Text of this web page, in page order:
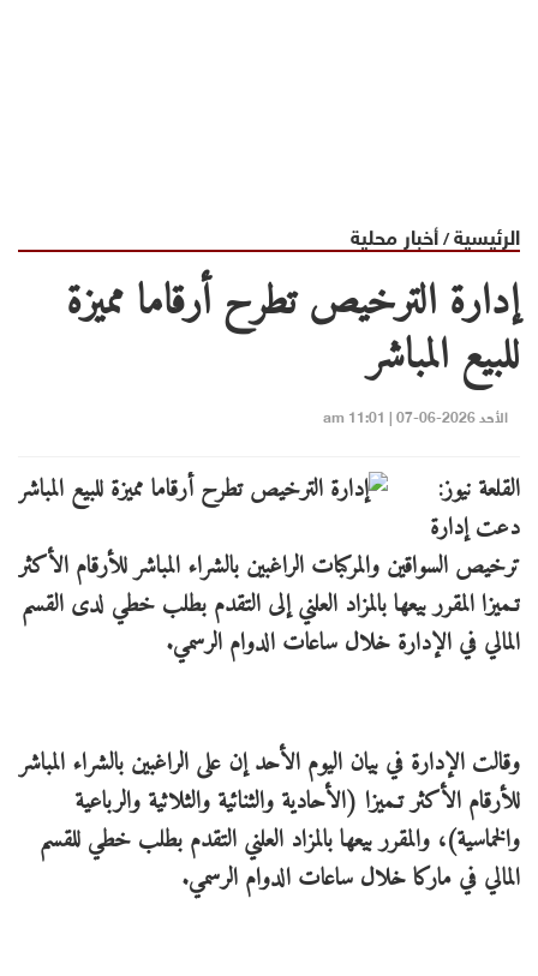
الرئيسية/أخبار محلية
إدارة الترخيص تطرح أرقاما مميزة
للبيع المباشر
الأحد 2026-06-07 | 11:01 am
القلعة نيوز:
دعت إدارة
ترخيص السواقين والمركبات الراغبين بالشراء المباشر للأرقام الأكثر
تـميزا المقرر بيعها بالمزاد العلني إلى التقدم بطلب خطي لدى القسم
المالي في الإدارة خلال ساعات الدوام الرسمي.
وقالت الإدارة في بيان اليوم الأحد إن على الراغبين بالشراء المباشر
للأرقام الأكثر تـميزا (الأحادية والثنائية والثلاثية والرباعية
والخماسية)، والمقرر بيعها بالمزاد العلني التقدم بطلب خطي للقسم
المالي في ماركا خلال ساعات الدوام الرسمي.